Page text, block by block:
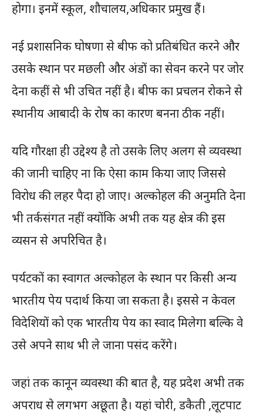
होगा। इनमें स्कूल, शौचालय,अधिकार प्रमुख हैं।
नई प्रशासनिक घोषणा से बीफ को प्रतिबंधित करने और
उसके स्थान पर मछली और अंडों का सेवन करने पर जोर
देना कहीं से भी उचित नहीं है। बीफ का प्रचलन रोकने से
स्थानीय आबादी के रोष का कारण बनना ठीक नहीं।
यदि गौरक्षा ही उद्देश्य है तो उसके लिए अलग से व्यवस्था
की जानी चाहिए ना कि ऐसा काम किया जाए जिससे
विरोध की लहर पैदा हो जाए। अल्कोहल की अनुमति देना
भी तर्कसंगत नहीं क्योंकि अभी तक यह क्षेत्र की इस
व्यसन से अपरिचित है।
पर्यटकों का स्वागत अल्कोहल के स्थान पर किसी अन्य
भारतीय पेय पदार्थ किया जा सकता है। इससे न केवल
विदेशियों को एक भारतीय पेय का स्वाद मिलेगा बल्कि वे
उसे अपने साथ भी ले जाना पसंद करेंगे।
जहां तक कानून व्यवस्था की बात है, यह प्रदेश अभी तक
अपराध से लगभग अछूता है। यहां चोरी, डकैती ,लूटपाट